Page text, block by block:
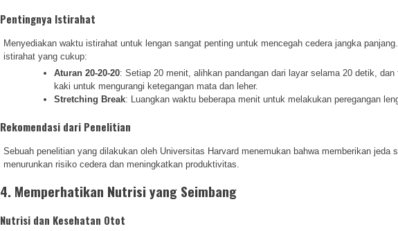
Pentingnya Istirahat
Menyediakan waktu istirahat untuk lengan sangat penting untuk mencegah cedera jangka
istirahat yang cukup:
Aturan 20-20-20: Setiap 20 menit, alihkan pandangan dari layar selama 20 detik,
kaki untuk mengurangi ketegangan mata dan leher.
Stretching Break: Luangkan waktu beberapa menit untuk melakukan peregangan
Rekomendasi dari Penelitian
Sebuah penelitian yang dilakukan oleh Universitas Harvard menemukan bahwa memberikan jeda
menurunkan risiko cedera dan meningkatkan produktivitas.
4. Memperhatikan Nutrisi yang Seimbang
Nutrisi dan Kesehatan Otot